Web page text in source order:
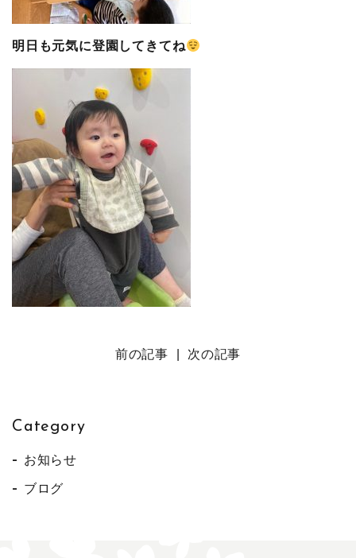
Category
お知らせ
ブログ
明日も元気に登園してきてね
前の記事 次の記事